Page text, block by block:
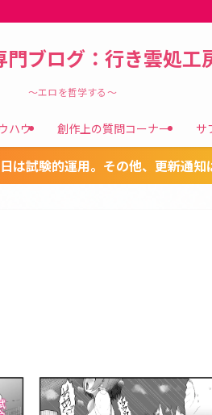
門ブログ：行き雲処工
～エロを哲学する～
ハウ 創作上の質問コーナー サ
試験的運用。その他、更新通知